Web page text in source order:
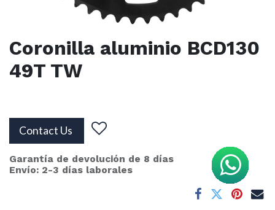
Coronilla aluminio BCD130
49T TW
Contact Us
Garantía de devolución de 8 días
Envío: 2-3 días laborales